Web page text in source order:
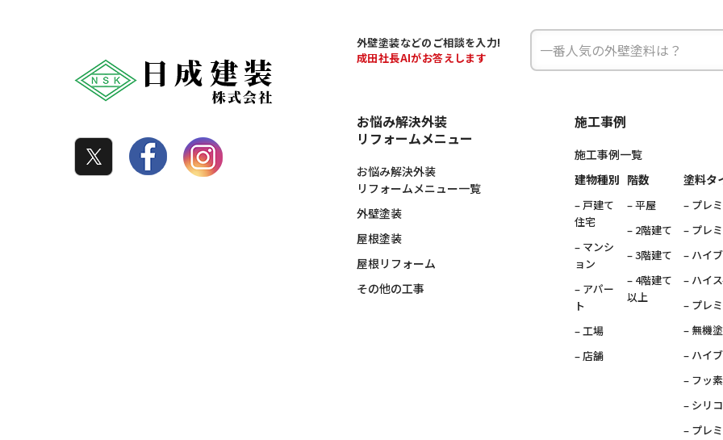
外壁塗装などの ご相談を入力!
成田社長AIがお答えします
お悩み解決外装
リフォームメニュー
お悩み解決外装
リフォームメニュー一覧
外壁塗装
屋根塗装
屋根リフォーム
その他の工事
施工事例
施工事例一覧
建物種別
– 戸建て
住宅
– マンシ
ョン
– アパー
ト
– 工場
– 店舗
階数
– 平屋
– 2階建て
– 3階建て
– 4階建て
以上
塗料タ
– プレ
– プレ
– ハイ
– ハイ
– プレ
– 無機
– ハイ
– フッ
– シリ
– プレ